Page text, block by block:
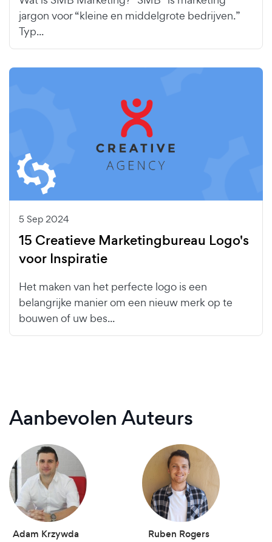
jargon voor “kleine en middelgrote bedrijven.”
Typ...
5 Sep 2024
15 Creatieve Marketingbureau Logo's
voor Inspiratie
Het maken van het perfecte logo is een
belangrijke manier om een nieuw merk op te
bouwen of uw bes...
Aanbevolen Auteurs
Adam Krzywda Ruben Rogers